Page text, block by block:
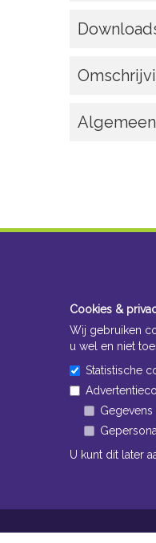
Algemeen
Cookies &
Wij gebruiken
u wel en niet
Statistische
U kunt dit later